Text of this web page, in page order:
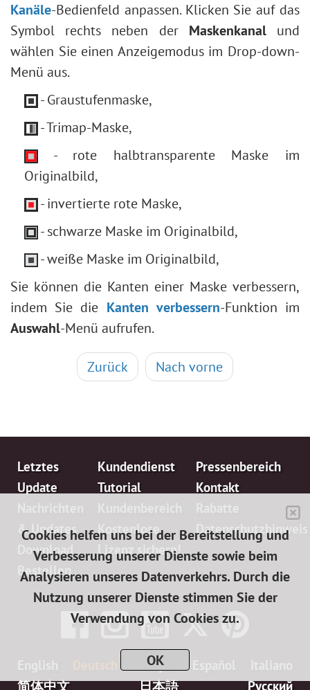
Kanäle-Bedienfeld anpassen. Klicken Sie auf das
Symbol rechts neben der Maskenkanalund
wählen Sie einen Anzeigemodus im Drop-down-
Menü aus.
- Graustufenmaske,
- Trimap-Maske,
- rote halbtransparente Maske im
Originalbild,
- invertierte rote Maske,
- schwarze Maske im Originalbild,
- weiße Maske im Originalbild,
Sie können die Kanten einer Maske verbessern,
indem Sie die Kanten verbessern-Funktion im
Auswahl-Menü aufrufen.
Zurück Nach vorne
Letztes
Update
& Updates
Download
Bestellen
Kundendienst
Tutorial
Kostenlose
Lizenz sichern!
Pressenbereich
Kontakt
Datenschutzhinweis
Français
简体中文
日本語 Pусский
Cookies helfen uns bei der Bereitstellung und
Verbesserung unserer Dienste sowie beim
Analysieren unseres Datenverkehrs. Durch die
Nutzung unserer Dienste stimmen Sie der
Verwendung von Cookies zu.
OK